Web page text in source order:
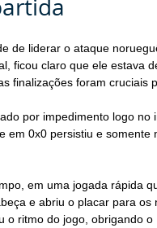
de liderar o ataque
ficou claro que ele estava
finalizações foram cruciais
por impedimento logo no
em 0x0 persistiu e somente
em uma jogada rápida
e abriu o placar para os
ritmo do jogo, obrigando